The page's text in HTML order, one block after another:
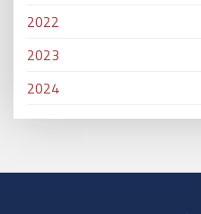
2022
2023
2024